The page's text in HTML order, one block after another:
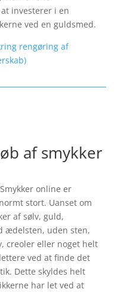
investerer i en
ved en guldsmed.
rengøring af
af smykker
online er
stort. Uanset om
af sølv, guld,
ædelsten, uden sten,
creoler eller noget helt
ved at finde det
Dette skyldes helt
har let ved at